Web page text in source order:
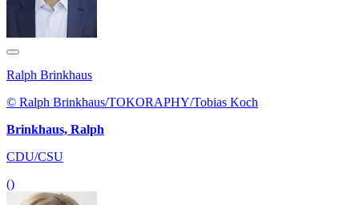
Ralph Brinkhaus
© Ralph Brinkhaus/TOKORAPHY/Tobias Koch
Brinkhaus, Ralph
CDU/CSU
()